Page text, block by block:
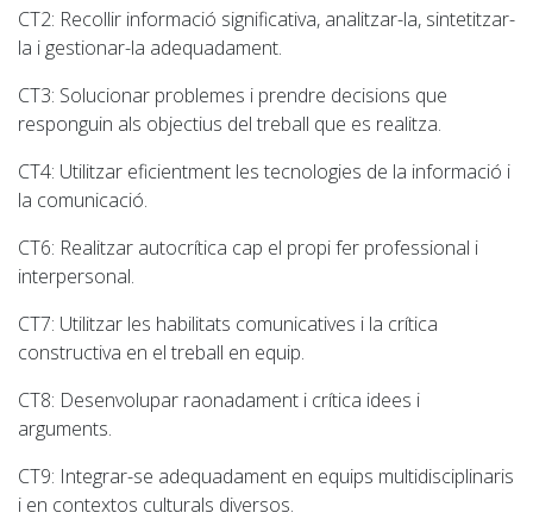
CT2: Recollir informació significativa, analitzar-la, sintetitzar-
la i gestionar-la adequadament.
CT3: Solucionar problemes i prendre decisions que
responguin als objectius del treball que es realitza.
CT4: Utilitzar eficientment les tecnologies de la informació i
la comunicació.
CT6: Realitzar autocrítica cap el propi fer professional i
interpersonal.
CT7: Utilitzar les habilitats comunicatives i la crítica
constructiva en el treball en equip.
CT8: Desenvolupar raonadament i crítica idees i
arguments.
CT9: Integrar-se adequadament en equips multidisciplinaris
i en contextos culturals diversos.